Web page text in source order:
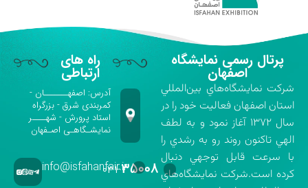
پرتال رسمی نمایشگاه
اصفهان
شركت نمايشگاه‌هاي بين‌المللي
استان اصفهان فعاليت خود را در
سال ۱۳۷۲ آغاز نمود و به لطف
الهي تاكنون روند رو به رشدي را
با سرعت قابل توجهي دنبال
كرده است.شركت نمايشگاه‌هاي
راه های
ارتباطی
آدرس: اصفهـــــــان -
کمربندی شرق - بزرگراه
استاد پرورش - شهــــر
نمایشـگاهـی اصـفهان
۰۳۱-۳۵۰۰۸info@isfahanfair.ir